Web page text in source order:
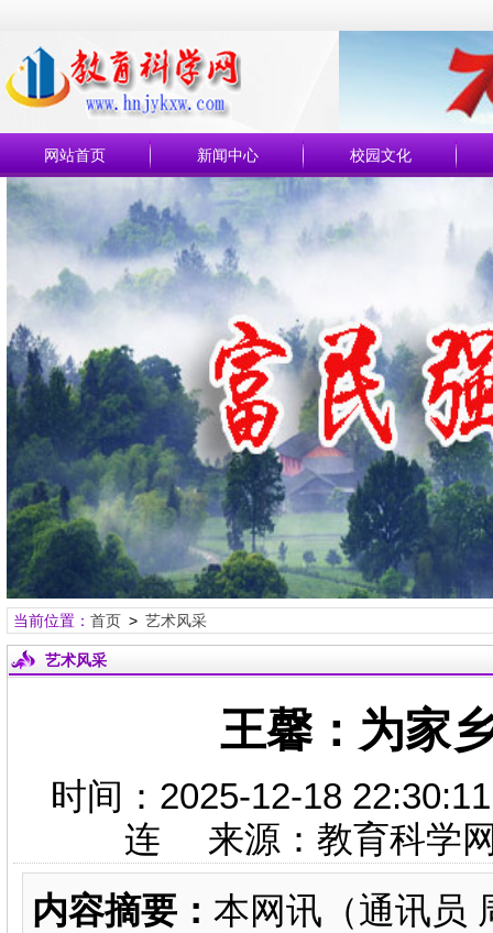
网站首页 新闻中心 校园文化
当前位置： 首页> 艺术风采
艺术风采
王馨：为家
时间：2025-12-18
连 来源：教育科学
内容摘要： 本网讯（通讯员